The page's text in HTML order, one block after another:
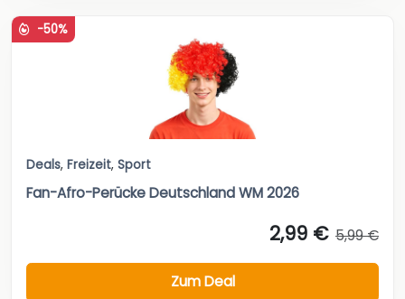
-50%
Deals, Freizeit, Sport
Fan-Afro-Perücke Deutschland WM 2026
2,99 € 5,99 €
Zum Deal